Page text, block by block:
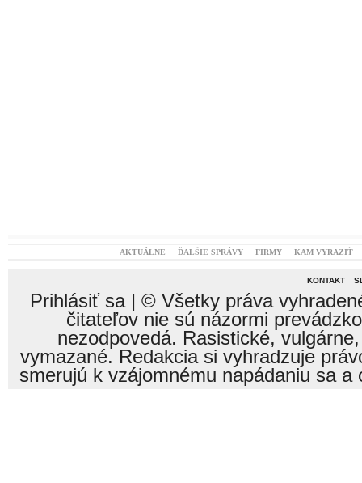
AKTUÁLNE ĎALŠIE SPRÁVY FIRMY KAM VYRAZIŤ
KONTAKT
Prihlásiť sa| © Všetky práva
čitateľov nie sú názormi
nezodpovedá. Rasistické,
vymazané. Redakcia si vyhradzuje
smerujú k vzájomnému napádaniu sa